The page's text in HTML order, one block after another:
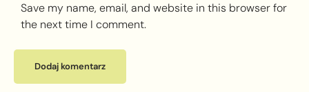
Save my name, email, and website in this browser for
the next time I comment.